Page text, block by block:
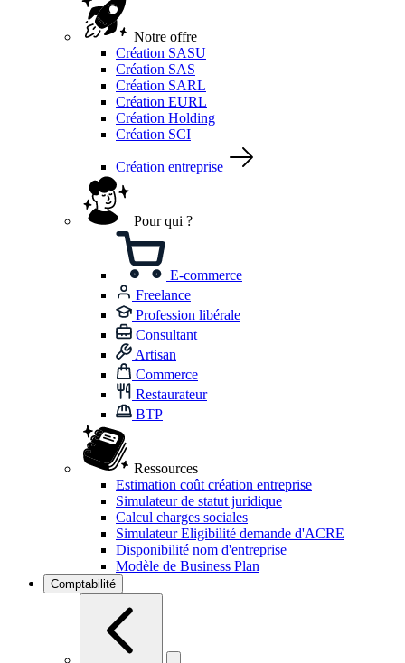
Notre offre
Création SASU
Création SAS
Création SARL
Création EURL
Création Holding
Création SCI
Création entreprise
Pour qui ?
E-commerce
Freelance
Profession libérale
Consultant
Artisan
Commerce
Restaurateur
BTP
Ressources
Estimation coût création entreprise
Simulateur de statut juridique
Calcul charges sociales
Simulateur Eligibilité demande d'ACRE
Disponibilité nom d'entreprise
Modèle de Business Plan
Comptabilité